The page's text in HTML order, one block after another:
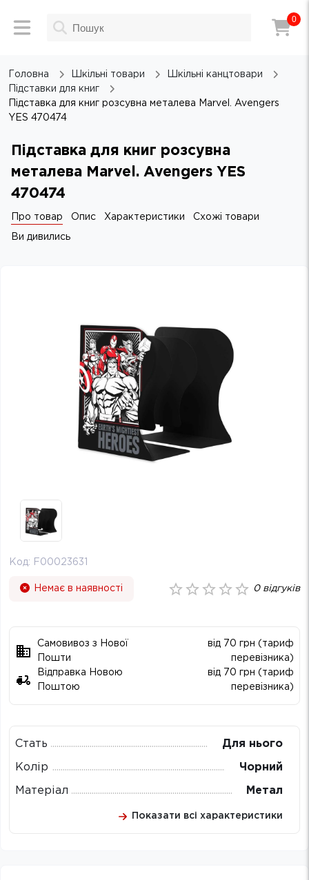
0
Головна Шкільні товари
Шкільні канцтовари
Підставки для книг
Підставка для книг розсувна металева Marvel. Avengers
YES 470474
Підставка для книг розсувна
металева Marvel. Avengers YES
470474
Про товар Опис Характеристики Схожі товари
Ви дивились
Код: F00023631
Немає в наявності 0відгуків
Самовивоз з Нової
Пошти
від 70 грн (тариф
перевізника)
Відправка Новою
Поштою
від 70 грн (тариф
перевізника)
Стать Для нього
Колір Чорний
Матеріал Метал
Показати всі характеристики